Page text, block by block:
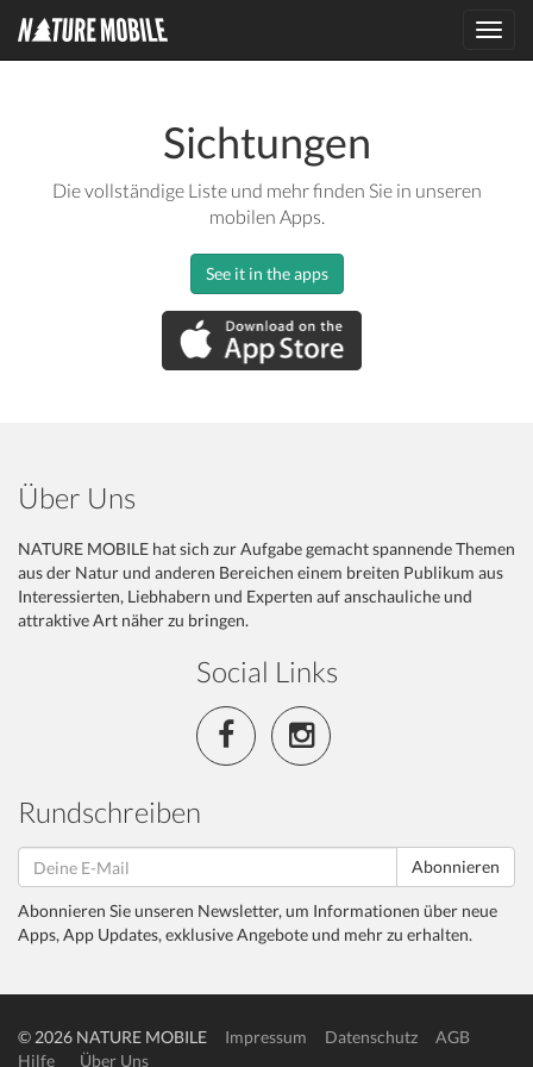
Sichtungen
Die vollständige Liste und mehr finden Sie in unseren
mobilen Apps.
See it in the apps
Über Uns
NATURE MOBILE hat sich zur Aufgabe gemacht spannende Themen
aus der Natur und anderen Bereichen einem breiten Publikum aus
Interessierten, Liebhabern und Experten auf anschauliche und
attraktive Art näher zu bringen.
Social Links
Rundschreiben
Abonnieren
Abonnieren Sie unseren Newsletter, um Informationen über neue
Apps, App Updates, exklusive Angebote und mehr zu erhalten.
© 2026 NATURE MOBILE Impressum Datenschutz
AGB
Hilfe
Über Uns